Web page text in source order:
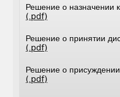
Решение о назначении
(.pdf)
Решение о принятии
(.pdf)
Решение о
(.pdf)